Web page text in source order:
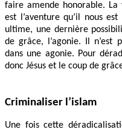
faire amende honorable.
est l’aventure qu’il nous
ultime, une dernière
de grâce, l’agonie. Il n’est
dans une agonie. Pour
donc Jésus et le coup de
Criminaliser l’islam
Une fois cette